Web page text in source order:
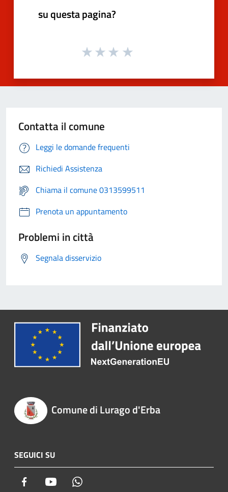
su questa pagina?
Contatta il comune
Leggi le domande frequenti
Richiedi Assistenza
Chiama il comune 0313599511
Prenota un appuntamento
Problemi in città
Segnala disservizio
Comune di Lurago d'Erba
SEGUICI SU
Facebook Youtube